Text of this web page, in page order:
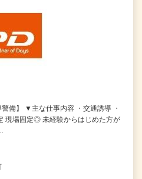
警備】 ▼主な仕事内容 ・交通誘導 ・
現場固定◎ 未経験からはじめた方が